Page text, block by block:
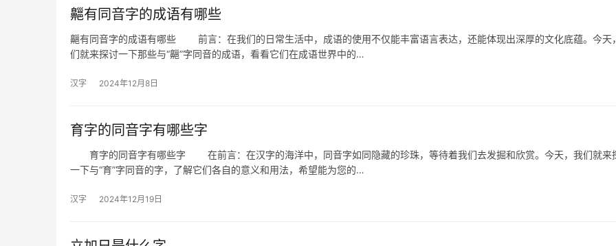
齆有同音字的成语有哪些
齆有同音字的成语有哪些 前言：在我们的日常生活中，成语的使用不仅能丰富语言表达，还能体现出深厚的文化底蕴。今天
们就来探讨一下那些与“齆”字同音的成语，看看它们在成语世界中的…
汉字 2024年12月8日
育字的同音字有哪些字
育字的同音字有哪些字 在前言：在汉字的海洋中，同音字如同隐藏的珍珠，等待着我们去发掘和欣赏。今天，我们就来
一下与“育”字同音的字，了解它们各自的意义和用法，希望能为您的…
汉字 2024年12月19日